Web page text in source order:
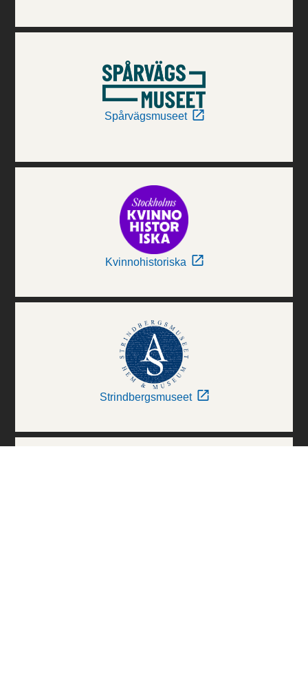
Spårvägsmuseet
Kvinnohistoriska
Strindbergsmuseet